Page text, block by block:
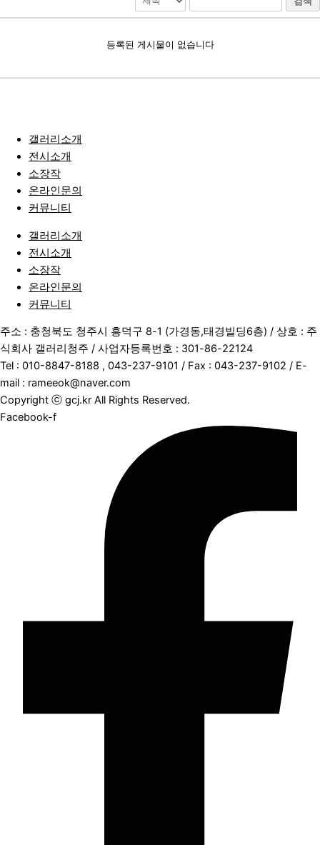
등록된 게시물이 없습니다
갤러리소개
전시소개
소장작
온라인문의
커뮤니티
갤러리소개
전시소개
소장작
온라인문의
커뮤니티
주소 : 충청북도 청주시 흥덕구 8-1 (가경동,태경빌딩6층) / 상호 : 주
식회사 갤러리청주 / 사업자등록번호 : 301-86-22124
Tel : 010-8847-8188 , 043-237-9101 / Fax : 043-237-9102 / E-
mail : rameeok@naver.com
Copyright ⓒ gcj.kr All Rights Reserved.
Facebook-f